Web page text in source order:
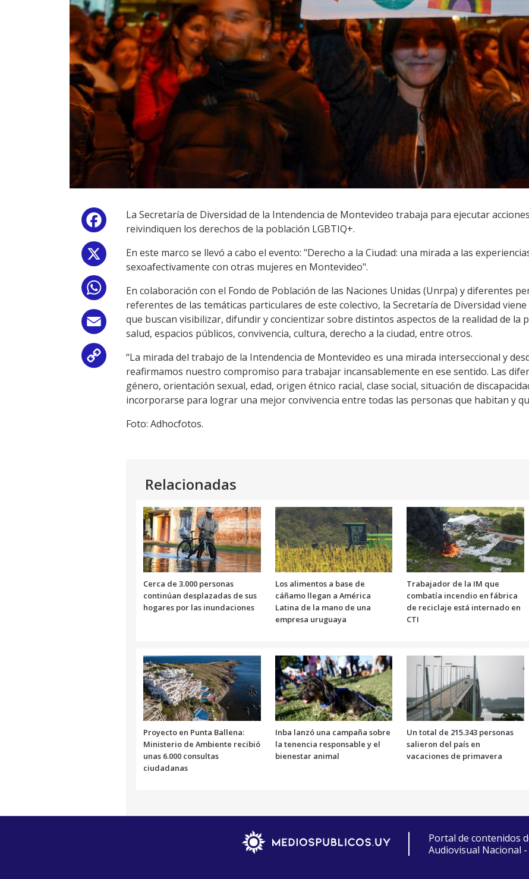
Facebook
WhatsApp
Email
Copy
Link
La Secretaría de Diversidad de la Intendencia de Montevideo trabaja para ejecutar
reivindiquen los derechos de la población LGBTIQ+.
En este marco se llevó a cabo el evento: "Derecho a la Ciudad: una mirada a las
sexoafectivamente con otras mujeres en Montevideo".
En colaboración con el Fondo de Población de las Naciones Unidas (Unrpa) y diferentes
referentes de las temáticas particulares de este colectivo, la Secretaría de Diversidad
que buscan visibilizar, difundir y concientizar sobre distintos aspectos de la realidad de la
salud, espacios públicos, convivencia, cultura, derecho a la ciudad, entre otros.
“La mirada del trabajo de la Intendencia de Montevideo es una mirada interseccional y
reafirmamos nuestro compromiso para trabajar incansablemente en ese sentido. Las
género, orientación sexual, edad, origen étnico racial, clase social, situación de
incorporarse para lograr una mejor convivencia entre todas las personas que habitan y
Foto: Adhocfotos.
Relacionadas
Cerca de 3.000 personas
continúan desplazadas de sus
hogares por las inundaciones
Los alimentos a base de
cáñamo llegan a América
Latina de la mano de una
empresa uruguaya
Trabajador de la IM que
combatía incendio en fábrica
de reciclaje está internado en
CTI
Proyecto en Punta Ballena:
Ministerio de Ambiente recibió
unas 6.000 consultas
ciudadanas
Inba lanzó una campaña sobre
la tenencia responsable y el
bienestar animal
Un total de 215.343 personas
salieron del país en
vacaciones de primavera
Portal de contenidos
Audiovisual Nacional